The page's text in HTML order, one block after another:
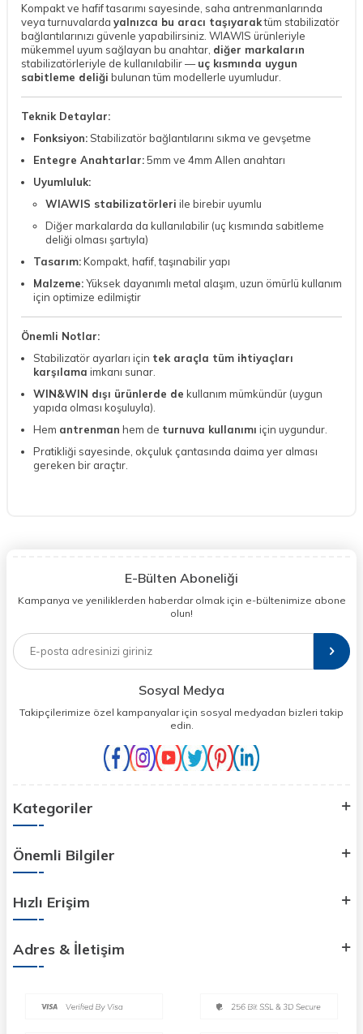
Kompakt ve hafif tasarımı sayesinde, saha antrenmanlarında
veya turnuvalarda yalnızca bu aracı taşıyaraktüm stabilizatör
bağlantılarınızı güvenle yapabilirsiniz. WIAWIS ürünleriyle
mükemmel uyum sağlayan bu anahtar, diğer markaların
stabilizatörleriyle de kullanılabilir — uç kısmında uygun
sabitleme deliği bulunan tüm modellerle uyumludur.
Teknik Detaylar:
Fonksiyon: Stabilizatör bağlantılarını sıkma ve gevşetme
Entegre Anahtarlar:5mm ve 4mm Allen anahtarı
Uyumluluk:
WIAWIS stabilizatörleri ile birebir uyumlu
Diğer markalarda da kullanılabilir (uç kısmında sabitleme
deliği olması şartıyla)
Tasarım:Kompakt, hafif, taşınabilir yapı
Malzeme:Yüksek dayanımlı metal alaşım, uzun ömürlü kullanım
için optimize edilmiştir
Önemli Notlar:
Stabilizatör ayarları için tek araçla tüm ihtiyaçları
karşılama imkanı sunar.
WIN&WIN dışı ürünlerde de kullanım mümkündür (uygun
yapıda olması koşuluyla).
Hem antrenman hem de turnuva kullanımı için uygundur.
Pratikliği sayesinde, okçuluk çantasında daima yer alması
gereken bir araçtır.
E-Bülten Aboneliği
Kampanya ve yeniliklerden haberdar olmak için e-bültenimize abone
olun!
Sosyal Medya
Takipçilerimize özel kampanyalar için sosyal medyadan bizleri takip
edin.
Kategoriler
Önemli Bilgiler
Hızlı Erişim
Adres & İletişim